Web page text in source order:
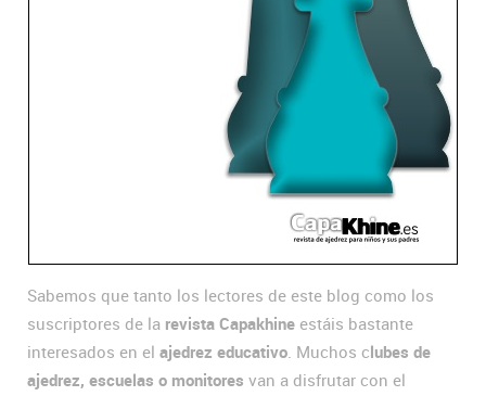
Sabemos que tanto los lectores de este blog como los
suscriptores de la revista Capakhine estáis bastante
interesados en el ajedrez educativo. Muchos clubes de
ajedrez, escuelas o monitores van a disfrutar con el